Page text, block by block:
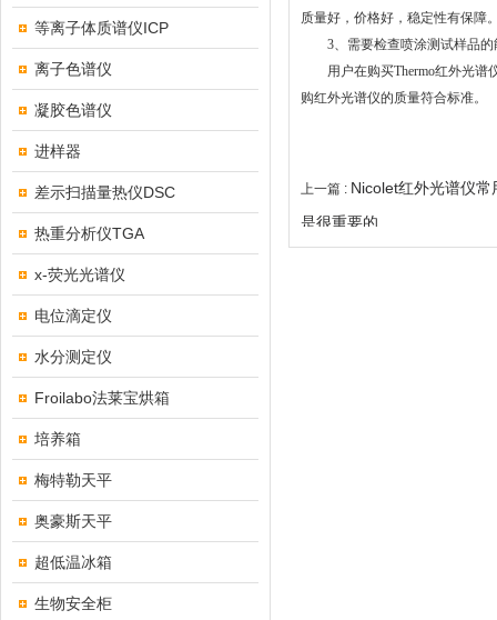
等离子体质谱仪ICP
离子色谱仪
凝胶色谱仪
进样器
差示扫描量热仪DSC
热重分析仪TGA
x-荧光光谱仪
电位滴定仪
水分测定仪
Froilabo法莱宝烘箱
培养箱
梅特勒天平
奥豪斯天平
超低温冰箱
生物安全柜
质量好，价格好，稳定性有保障
3、需要检查喷涂测试样品的
用户在购买Thermo红外光谱
购红外光谱仪的质量符合标准。
上一篇 : Nicolet红外光谱仪
是很重要的